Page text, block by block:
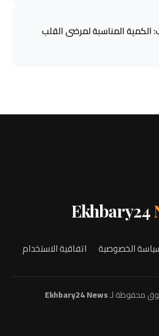
الكمية المناسبة لمرضى القلب
Ekhbary24
الخصوصية اتفاقية الاستخدام
Ekhbary24 News